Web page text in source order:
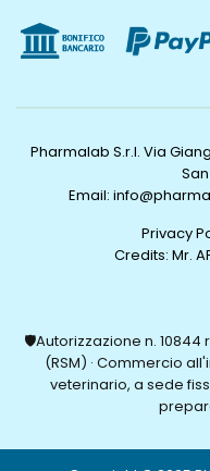
Pharmalab S.r.l. Via
Email:
Privacy
Credits: Mr.
🛡️Autorizzazione n.
(RSM) · Commercio
veterinario, a sede